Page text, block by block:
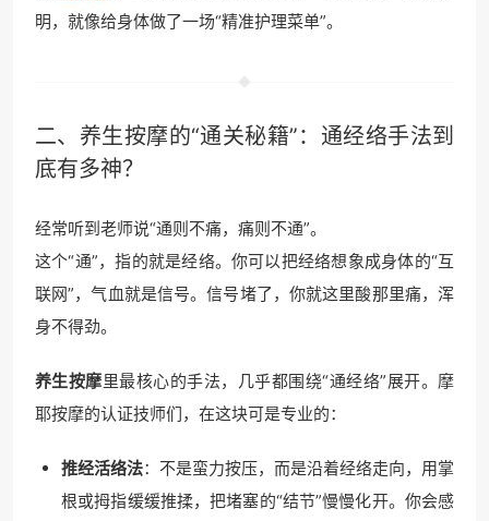
明，就像给身体做了一场“精准护理菜单”。
二、养生按摩的“通关秘籍”：通经络手法到
底有多神？
经常听到老师说“通则不痛，痛则不通”。
这个“通”，指的就是经络。你可以把经络想象成身体的“互
联网”，气血就是信号。信号堵了，你就这里酸那里痛，浑
身不得劲。
养生按摩里最核心的手法，几乎都围绕“通经络”展开。摩
耶按摩的认证技师们，在这块可是专业的：
推经活络法：不是蛮力按压，而是沿着经络走向，用掌
根或拇指缓缓推揉，把堵塞的“结节”慢慢化开。你会感